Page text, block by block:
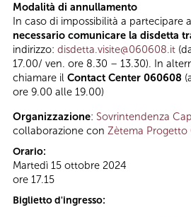
Modalità di annullamento
In caso di impossibilità a partecipare
necessario comunicare la disdetta
indirizzo: disdetta.visite@060608.it
17.00/ ven. ore 8.30 – 13.30). In
chiamare il Contact Center 060608
ore 9.00 alle 19.00)
Organizzazione: Sovrintendenza
collaborazione con Zètema Progetto
Orario:
Martedì 15 ottobre 2024
ore 17.15
Biglietto d'ingresso: